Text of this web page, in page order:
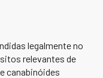
legalmente no
relevantes de
canabinóides